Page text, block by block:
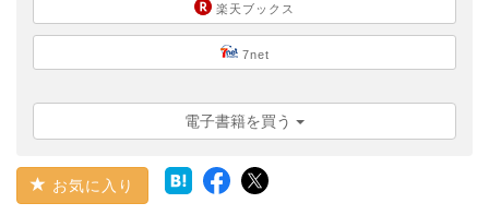
楽天ブックス
7net
電子書籍を買う
お気に入り